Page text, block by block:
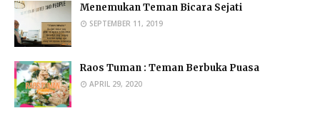
Menemukan Teman Bicara Sejati
SEPTEMBER 11, 2019
Raos Tuman : Teman Berbuka Puasa
APRIL 29, 2020